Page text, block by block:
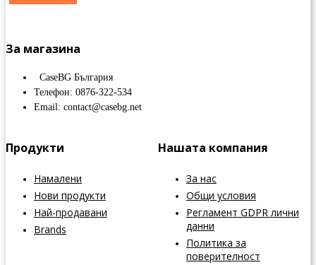
За магазина
CaseBG България
Телефон: 0876-322-534
Email: contact@casebg.net
Продукти
Намалени
Нови продукти
Най-продавани
Brands
Нашата компания
За нас
Общи условия
Регламент GDPR лични
данни
Политика за
поверителност